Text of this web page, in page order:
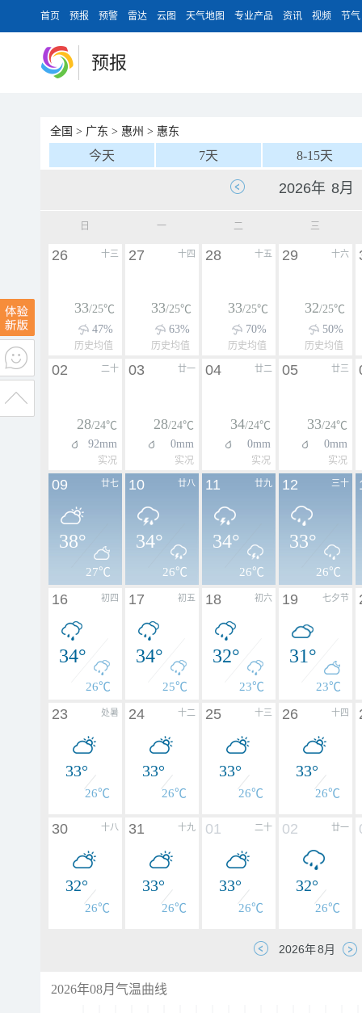
首页 预报 预警 雷达 云图 天气地图 专业产品 资讯 视频 节气
预报
全国 > 广东 > 惠州 > 惠东
今天 7天 8-15天
日 一 二 三
十三
26
33/25℃
47%
历史均值
十四
27
33/25℃
63%
历史均值
十五
28
33/25℃
70%
历史均值
十六
29
32/25℃
50%
历史均值
二十
02
28/24℃
92mm
实况
廿一
03
28/24℃
0mm
实况
廿二
04
34/24℃
0mm
实况
廿三
05
33/24℃
0mm
实况
廿七
09
38°
27℃
廿八
10
34°
26℃
廿九
11
34°
26℃
三十
12
33°
26℃
初四
16
34°
26℃
初五
17
34°
25℃
初六
18
32°
23℃
七夕节
19
31°
23℃
处暑
23
33°
26℃
十二
24
33°
26℃
十三
25
33°
26℃
十四
26
33°
26℃
十八
30
32°
26℃
十九
31
33°
26℃
二十
01
33°
26℃
廿一
02
32°
26℃
2026年08月气温曲线